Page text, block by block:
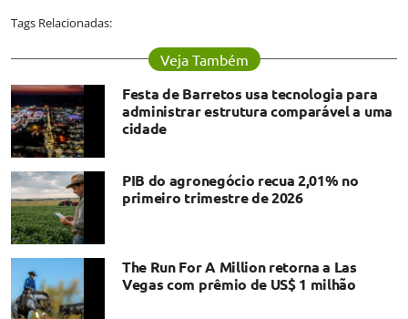
Tags Relacionadas:
Veja Também
Festa de Barretos usa tecnologia para
administrar estrutura comparável a uma
cidade
PIB do agronegócio recua 2,01% no
primeiro trimestre de 2026
The Run For A Million retorna a Las
Vegas com prêmio de US$ 1 milhão